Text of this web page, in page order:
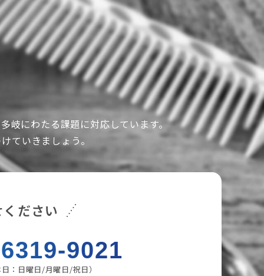
岐にわたる課題に対応しています。
ていきましょう。
ださい
9021
：日曜日/月曜日/祝日）